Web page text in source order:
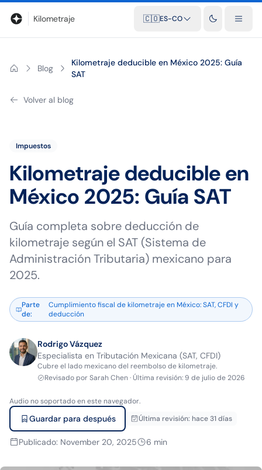
BlogCalculadora de kilometrajeGlosarioDistancias entre
Kilometraje 🇨🇴ES-CO
Blog
Kilometraje deducible en México 2025: Guía
SAT
Volver al blog
Impuestos
Kilometraje deducible en
México 2025: Guía SAT
Guía completa sobre deducción de
kilometraje según el SAT (Sistema de
Administración Tributaria) mexicano para
2025.
Parte
de:
Cumplimiento fiscal de kilometraje en México: SAT, CFDI y
deducción
Rodrigo Vázquez
Especialista en Tributación Mexicana (SAT, CFDI)
Cubre el lado mexicano del reembolso de kilometraje.
Revisado porSarah Chen ·Última revisión:9 de julio de 2026
Audio no soportado en este navegador.
Guardar para después Última revisión: hace 31 días
Publicado: November 20, 2025 6 min